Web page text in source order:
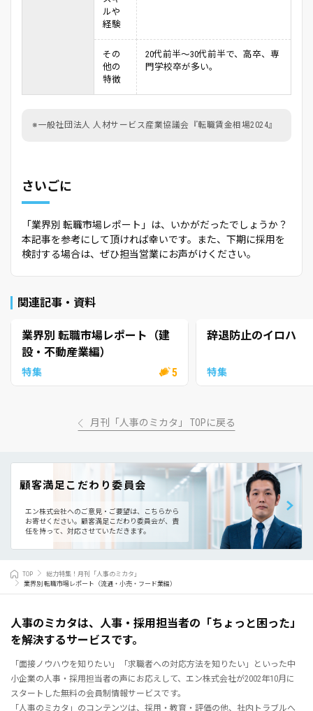
ルや
経験
その
他の
特徴
20代前半～30代前半で、高卒、専
門学校卒が多い。
※一般社団法人 人材サービス産業協議会『転職賃金相場2024』
さいごに
「業界別 転職市場レポート」は、いかがだったでしょうか？
本記事を参考にして頂ければ幸いです。また、下期に採用を
検討する場合は、ぜひ担当営業にお声がけください。
関連記事・資料
業界別 転職市場レポート（建
設・不動産業編）
特集 5
辞退防止のイロハ
特集
月刊「人事のミカタ」 TOPに戻る
顧客満足こだわり委員会
エン株式会社へのご意見・ご要望は、こちらから
お寄せください。 顧客満足こだわり委員会が、責
任を持って、対応させていただきます。
TOP
総力特集！月刊「人事のミカタ」
業界別 転職市場レポート（流通・小売・フード業編）
人事のミカタは、人事・採用担当者の「ちょっと困った」
を解決するサービスです。
「面接ノウハウを知りたい」「求職者への対応方法を知りたい」といった中
小企業の人事・採用担当者の声にお応えして、エン株式会社が2002年10月に
スタートした無料の会員制情報サービスです。
「人事のミカタ」のコンテンツは、採用・教育・評価の他、社内トラブルへ